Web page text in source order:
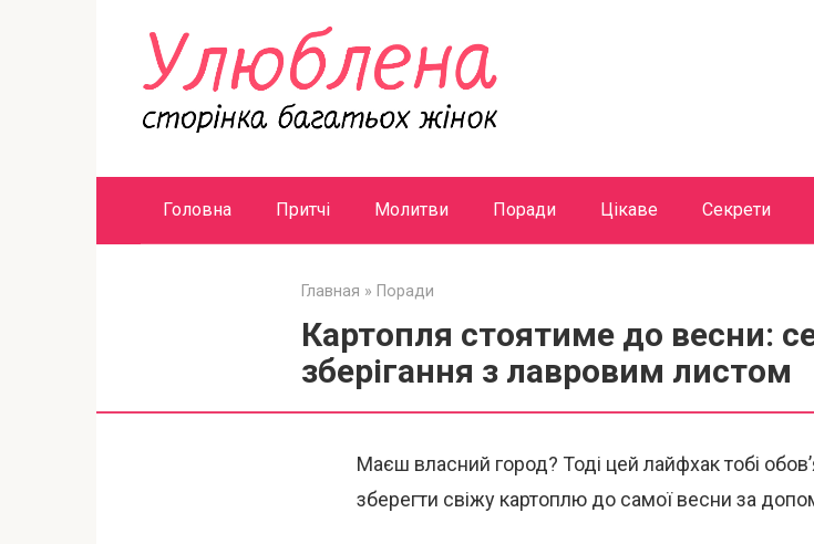
Головна Притчі Молитви Поради Цікаве Секрети
Главная » Поради
Картопля стоятиме до весни:
зберігання з лавровим листом
Маєш власний город? Тоді цей лайфхак тобі
зберегти свіжу картоплю до самої весни за